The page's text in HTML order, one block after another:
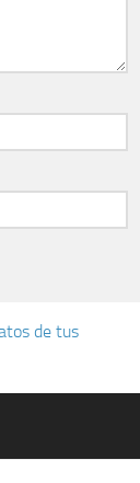
de tus